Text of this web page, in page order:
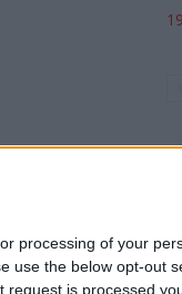
processing of your
use the below opt-out
request is processed